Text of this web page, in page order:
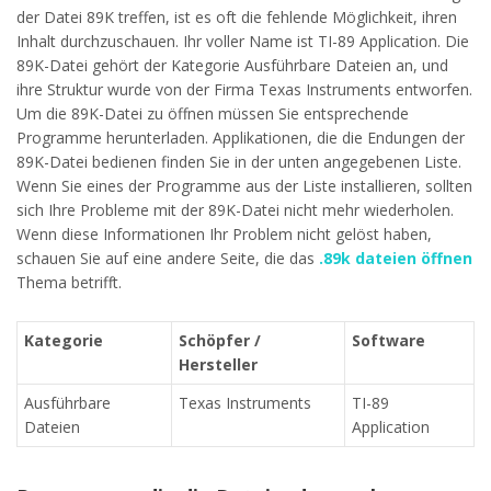
der Datei 89K treffen, ist es oft die fehlende Möglichkeit, ihren
Inhalt durchzuschauen. Ihr voller Name ist TI-89 Application. Die
89K-Datei gehört der Kategorie Ausführbare Dateien an, und
ihre Struktur wurde von der Firma Texas Instruments entworfen.
Um die 89K-Datei zu öffnen müssen Sie entsprechende
Programme herunterladen. Applikationen, die die Endungen der
89K-Datei bedienen finden Sie in der unten angegebenen Liste.
Wenn Sie eines der Programme aus der Liste installieren, sollten
sich Ihre Probleme mit der 89K-Datei nicht mehr wiederholen.
Wenn diese Informationen Ihr Problem nicht gelöst haben,
schauen Sie auf eine andere Seite, die das .89k dateien öffnen
Thema betrifft.
Kategorie
Schöpfer /
Hersteller
Software
Ausführbare
Dateien
Texas Instruments
TI-89
Application